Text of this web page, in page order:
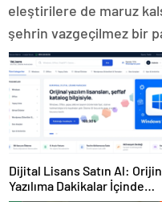
eleştirilere de maruz
şehrin vazgeçilmez bir
Dijital Lisans Satın Al:
Yazılıma Dakikalar İçinde